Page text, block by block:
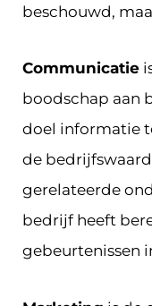
beschouwd,
Communicatie
boodschap aan
doel informatie
de
gerelateerde
bedrijf heeft
gebeurtenissen